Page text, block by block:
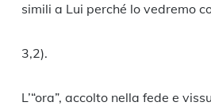
simili a Lui perché lo vedremo
3,2).
L’“ora”, accolto nella fede e